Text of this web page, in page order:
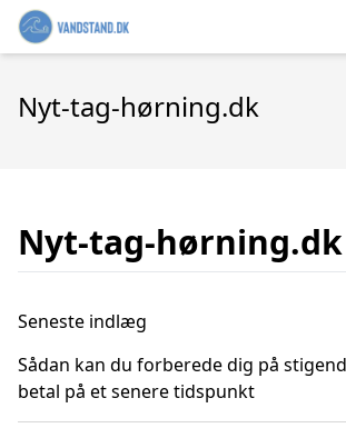
Nyt-tag-hørning.dk
Nyt-tag-hørning.dk
Seneste indlæg
Sådan kan du forberede dig på
betal på et senere tidspunkt